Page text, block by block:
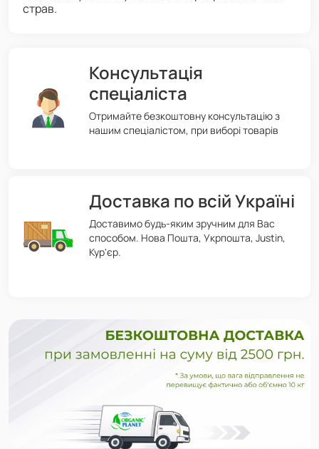
страв.
Консультація
спеціаліста
Отримайте безкоштовну консультацію з
нашим спеціалістом, при виборі товарів
Доставка по всій Україні
Доставимо будь-яким зручним для Вас
способом. Нова Пошта, Укрпошта, Justin,
Кур'єр.